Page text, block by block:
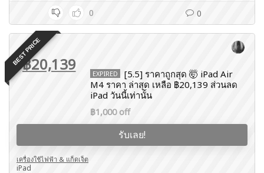
0 0
BEST PRICE
฿20,139 EXPIRED
[5.5] ราคาถูกสุด 🤯 iPad Air
M4 ราคา ล่าสุด เหลือ ฿20,139 ส่วนลด
iPad วันนี้เท่านั้น
฿1,000 off
รับเลย!
เครื่องใช้ไฟฟ้า & แก็ดเจ็ต
iPad